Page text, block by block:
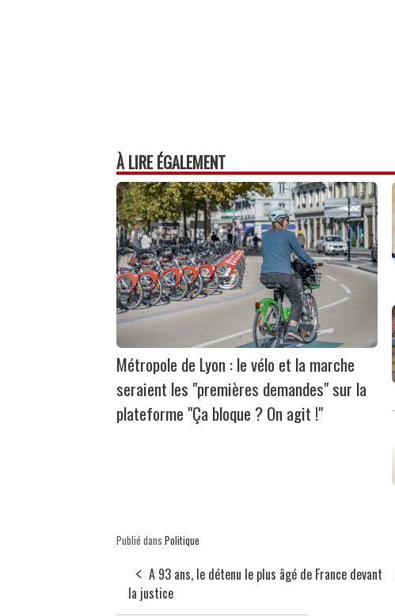
À LIRE ÉGALEMENT
Métropole de Lyon : le vélo et la marche
seraient les "premières demandes" sur la
plateforme "Ça bloque ? On agit !"
Publié dans Politique
A 93 ans, le détenu le plus âgé de France devant
la justice